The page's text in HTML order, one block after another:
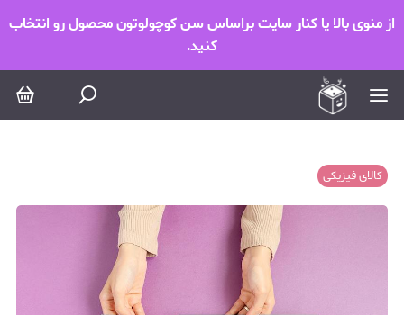
از منوی بالا یا کنار سایت براساس سن کوچولوتون محصول رو انتخاب
کنید.
کالای فیزیکی